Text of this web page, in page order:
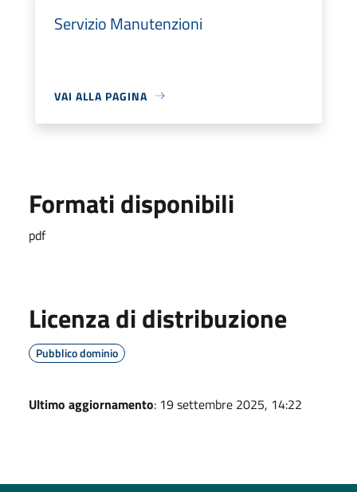
Servizio Manutenzioni
VAI ALLA PAGINA
Formati disponibili
pdf
Licenza di distribuzione
Pubblico dominio
Ultimo aggiornamento: 19 settembre 2025, 14:22